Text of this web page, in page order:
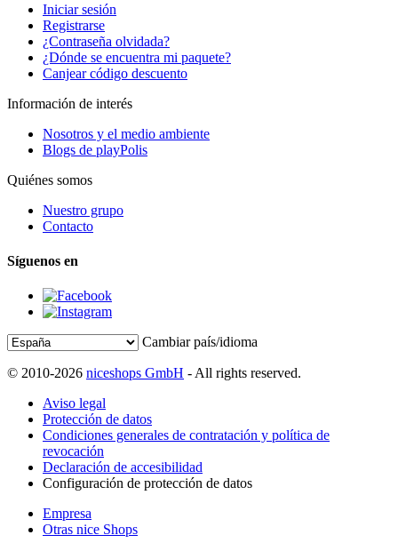
Iniciar sesión
Registrarse
¿Contraseña olvidada?
¿Dónde se encuentra mi paquete?
Canjear código descuento
Información de interés
Nosotros y el medio ambiente
Blogs de playPolis
Quiénes somos
Nuestro grupo
Contacto
Síguenos en
Cambiar país/idioma
© 2010-2026 niceshops GmbH - All rights reserved.
Aviso legal
Protección de datos
Condiciones generales de contratación y política de
revocación
Declaración de accesibilidad
Configuración de protección de datos
Empresa
Otras nice Shops